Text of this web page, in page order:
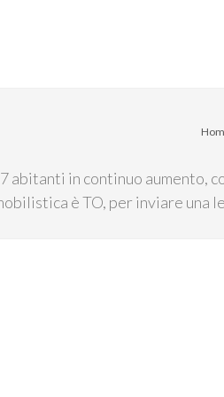
in continuo aumento,
è TO, per inviare una